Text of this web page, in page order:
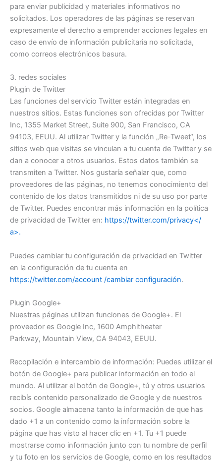
para enviar publicidad y materiales informativos no
solicitados. Los operadores de las páginas se reservan
expresamente el derecho a emprender acciones legales en
caso de envío de información publicitaria no solicitada,
como correos electrónicos basura.
3. redes sociales
Plugin de Twitter
Las funciones del servicio Twitter están integradas en
nuestros sitios. Estas funciones son ofrecidas por Twitter
Inc, 1355 Market Street, Suite 900, San Francisco, CA
94103, EEUU. Al utilizar Twitter y la función „Re-Tweet“, los
sitios web que visitas se vinculan a tu cuenta de Twitter y se
dan a conocer a otros usuarios. Estos datos también se
transmiten a Twitter. Nos gustaría señalar que, como
proveedores de las páginas, no tenemos conocimiento del
contenido de los datos transmitidos ni de su uso por parte
de Twitter. Puedes encontrar más información en la política
de privacidad de Twitter en: https://twitter.com/privacy</
a>.
Puedes cambiar tu configuración de privacidad en Twitter
en la configuración de tu cuenta en
https://twitter.com/account /cambiar configuración.
Plugin Google+
Nuestras páginas utilizan funciones de Google+. El
proveedor es Google Inc, 1600 Amphitheater
Parkway, Mountain View, CA 94043, EEUU.
Recopilación e intercambio de información: Puedes utilizar el
botón de Google+ para publicar información en todo el
mundo. Al utilizar el botón de Google+, tú y otros usuarios
recibís contenido personalizado de Google y de nuestros
socios. Google almacena tanto la información de que has
dado +1 a un contenido como la información sobre la
página que has visto al hacer clic en +1. Tu +1 puede
mostrarse como información junto con tu nombre de perfil
y tu foto en los servicios de Google, como en los resultados